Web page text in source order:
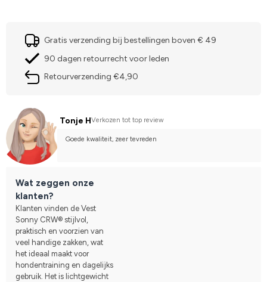
Gratis verzending bij bestellingen boven € 49
90 dagen retourrecht voor leden
Retourverzending €4,90
Tonje HVerkozen tot top review
Goede kwaliteit, zeer tevreden
Wat zeggen onze
klanten?
Klanten vinden de Vest
Sonny CRW® stijlvol,
praktisch en voorzien van
veel handige zakken, wat
het ideaal maakt voor
hondentraining en dagelijks
gebruik. Het is lichtgewicht